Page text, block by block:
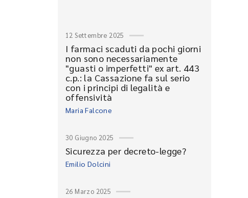
12 Settembre 2025
I farmaci scaduti da pochi giorni
non sono necessariamente
"guasti o imperfetti" ex art. 443
c.p.: la Cassazione fa sul serio
con i principi di legalità e
offensività
Maria Falcone
30 Giugno 2025
Sicurezza per decreto-legge?
Emilio Dolcini
26 Marzo 2025